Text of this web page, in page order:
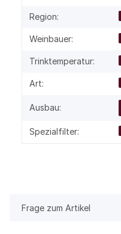
Region:
Weinbauer:
Trinktemperatur:
Art:
Ausbau:
Spezialfilter:
Frage zum Artikel